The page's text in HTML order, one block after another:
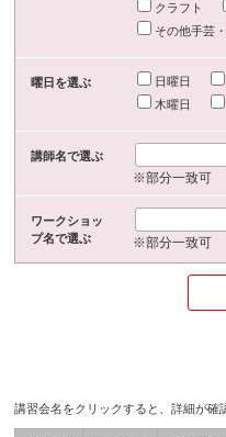
クラフト
その他手芸
曜日を選ぶ 日曜日
木曜日
講師名で選ぶ
※部分一致可
ワークショッ
プ名で選ぶ
※部分一致可
講習会名をクリックすると、詳細が確